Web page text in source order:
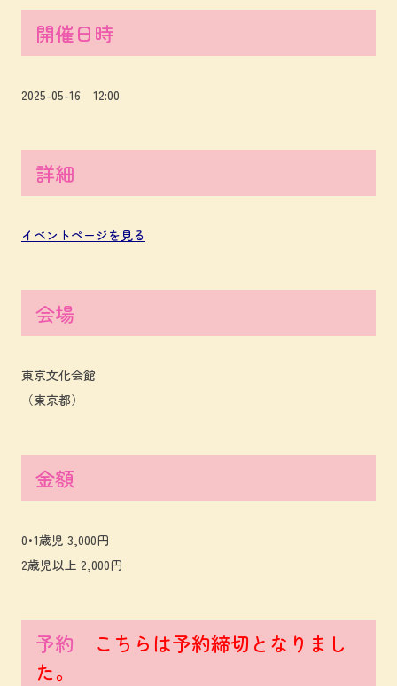
開催日時
2025-05-16 12:00
詳細
イベントページを見る
会場
東京文化会館
（東京都）
金額
0･1歳児 3,000円
2歳児以上 2,000円
予約
こちらは予約締切となりまし
た。